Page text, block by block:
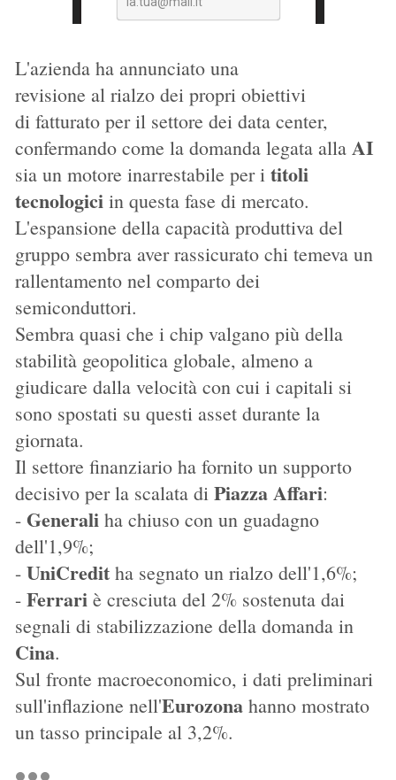
L'azienda ha annunciato una
revisione al rialzo dei propri obiettivi
di fatturato per il settore dei data center,
confermando come la domanda legata alla AI
sia un motore inarrestabile per i titoli
tecnologici in questa fase di mercato.
L'espansione della capacità produttiva del
gruppo sembra aver rassicurato chi temeva un
rallentamento nel comparto dei
semiconduttori.
Sembra quasi che i chip valgano più della
stabilità geopolitica globale, almeno a
giudicare dalla velocità con cui i capitali si
sono spostati su questi asset durante la
giornata.
Il settore finanziario ha fornito un supporto
decisivo per la scalata di Piazza Affari:
- Generali ha chiuso con un guadagno
dell'1,9%;
- UniCredit ha segnato un rialzo dell'1,6%;
- Ferrari è cresciuta del 2% sostenuta dai
segnali di stabilizzazione della domanda in
Cina.
Sul fronte macroeconomico, i dati preliminari
sull'inflazione nell'Eurozona hanno mostrato
un tasso principale al 3,2%.